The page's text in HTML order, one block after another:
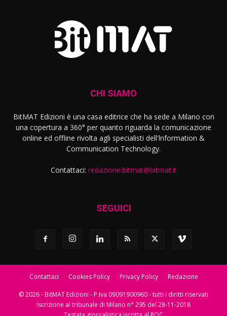
CHI SIAMO
BitMAT Edizioni è una casa editrice che ha sede a Milano con
una copertura a 360° per quanto riguarda la comunicazione
online ed offline rivolta agli specialisti dell'lnformation &
Communication Technology.
Contattaci: redazione.bitmat@bitmat.it
SEGUICI
Contattaci Cookies Policy Privacy Policy Redazione
© 2026 - BitMAT Edizioni - P.Iva 09091900960 - tutti i diritti riservati
Iscrizione al tribunale di Milano n° 295 del 28-11-2018